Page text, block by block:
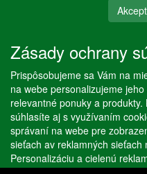
Naše služby
Servis
Predaj akváriových rýb
Predaj akváriových
Copyright © Stöckl spol. s r.
Zásady ochrany
Prispôsobujeme sa Vám na
na webe personalizujeme
relevantné ponuky a produkty.
súhlasíte aj s využívaním
správaní na webe pre
sieťach av reklamných sieťach
Personalizáciu a cielenú